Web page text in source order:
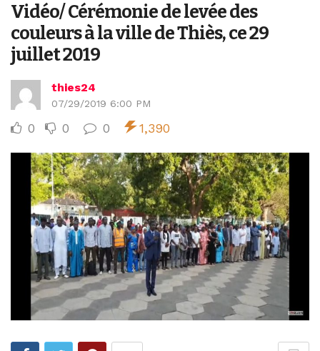
Vidéo/ Cérémonie de levée des
couleurs à la ville de Thiès, ce 29
juillet 2019
thies24
07/29/2019 6:00 PM
0 0 0 1,390